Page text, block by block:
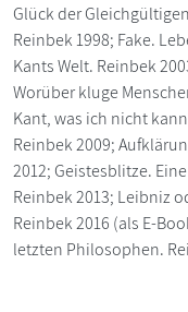
Glück der
Reinbek 1998; Fake.
Kants Welt. Reinbek
Worüber kluge
Kant, was ich nicht
Reinbek 2009;
2012; Geistesblitze.
Reinbek 2013; Leibniz
Reinbek 2016 (als E-
letzten Philosophen.